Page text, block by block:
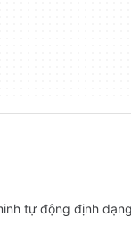
tự động định